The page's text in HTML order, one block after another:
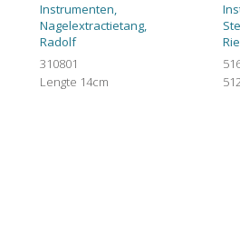
Instrumenten,
Nagelextractietang,
Radolf
310801
Lengte 14cm